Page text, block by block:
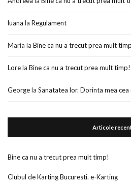
luana la Regulament
Maria la Bine ca nu a trecut prea mult
Lorela Bine ca nu a trecut prea mult timp!
Georgela Sanatatea lor. Dorinta mea
Articole
Bine ca nu a trecut prea mult timp!
Clubul de Karting Bucuresti. e-Karting